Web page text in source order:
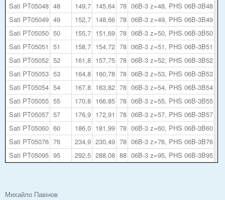
Sati PT05048 48 149,7 145,64 78 06B-3 z=48, PHS 06B-3B48
Sati PT05049 49 152,7 148,66 78 06B-3 z=49, PHS 06B-3B49
Sati PT05050 50 155,7 151,69 78 06B-3 z=50, PHS 06B-3B50
Sati PT05051 51 158,7 154,72 78 06B-3 z=51, PHS 06B-3B51
Sati PT05052 52 161,8 157,75 78 06B-3 z=52, PHS 06B-3B52
Sati PT05053 53 164,8 160,78 78 06B-3 z=53, PHS 06B-3B53
Sati PT05054 54 167,8 163,82 78 06B-3 z=54, PHS 06B-3B54
Sati PT05055 55 170,8 166,85 78 06B-3 z=55, PHS 06B-3B55
Sati PT05057 57 176,9 172,91 78 06B-3 z=57, PHS 06B-3B57
Sati PT05060 60 186,0 181,99 78 06B-3 z=60, PHS 06B-3B60
Sati PT05076 76 234,9 230,49 78 06B-3 z=76, PHS 06B-3B76
Sati PT05095 95 292,5 288,08 88 06B-3 z=95, PHS 06B-3B95
Михайло Павінов